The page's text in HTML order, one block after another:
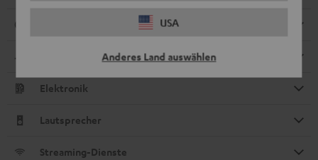
USA
Anderes Land auswählen
Kompatibilität
Elektronik
Lautsprecher
Streaming-Dienste